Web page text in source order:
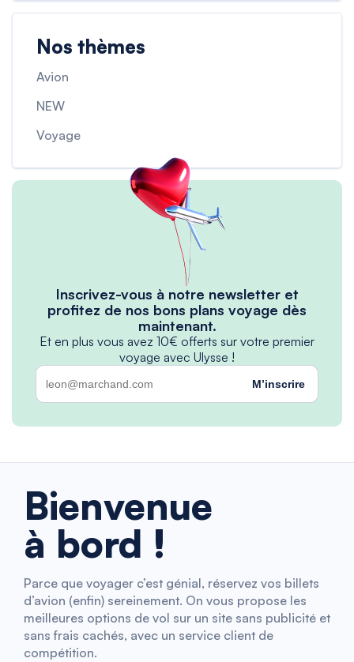
Nos thèmes
Avion
NEW
Voyage
Inscrivez-vous à notre newsletter et
profitez de nos bons plans voyage dès
maintenant.
Et en plus vous avez 10€ offerts sur votre premier
voyage avec Ulysse !
M’inscrire
Bienvenue
à bord !
Parce que voyager c’est génial, réservez vos billets
d’avion (enfin) sereinement. On vous propose les
meilleures options de vol sur un site sans publicité et
sans frais cachés, avec un service client de
compétition.